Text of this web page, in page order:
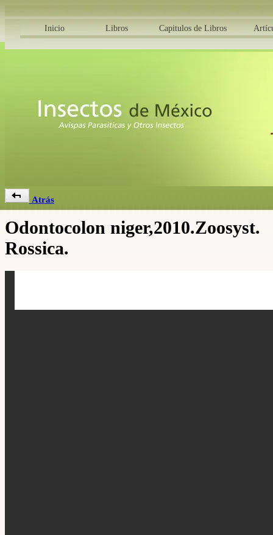
Inicio Libros Capitulos de Libros
Atrás
Odontocolon niger,2010.Zoosyst.
Rossica.